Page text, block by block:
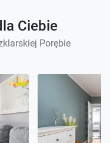
Ciebie
Porębie